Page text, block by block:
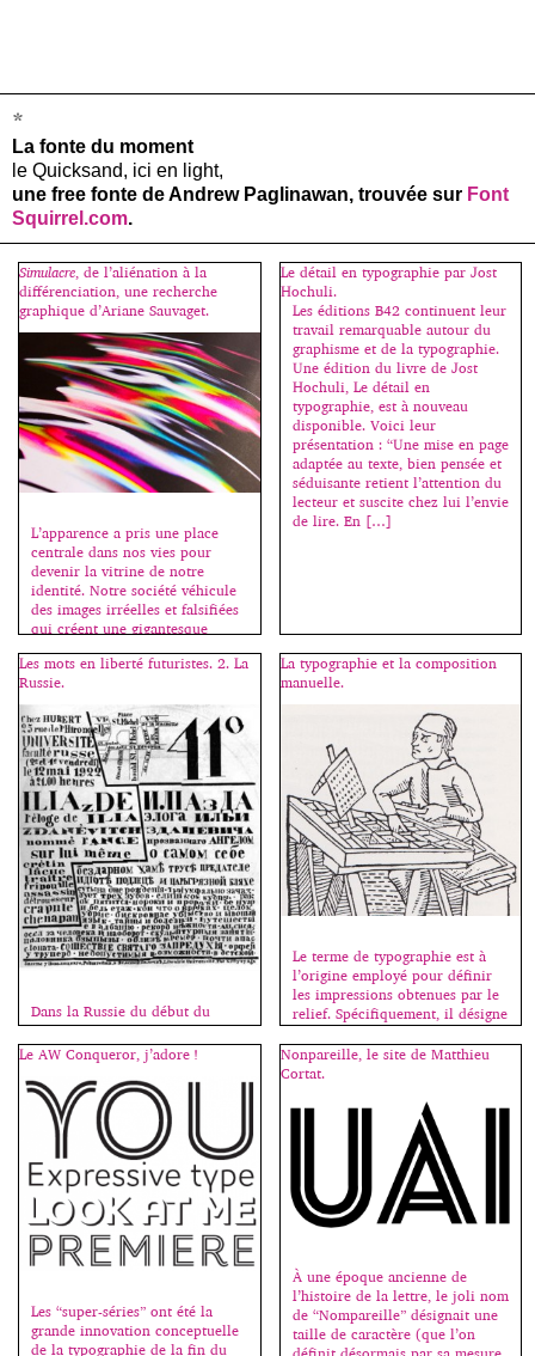
*
La fonte du moment
le Quicksand, ici en light,
une free fonte de Andrew Paglinawan, trouvée sur Font
Squirrel.com.
Simulacre, de l’aliénation à la
différenciation, une recherche
graphique d’Ariane Sauvaget.
L’apparence a pris une place
centrale dans nos vies pour
devenir la vitrine de notre
identité. Notre société véhicule
des images irréelles et falsifiées
qui créent une gigantesque
altération des réalités, il existe
une distorsion entre le corps
réel et celui que l’on porte dans
sa tête. Simulacre propose donc
de parcourir […]
Le détail en typographie par Jost
Hochuli.
Les éditions B42 continuent leur
travail remarquable autour du
graphisme et de la typographie.
Une édition du livre de Jost
Hochuli, Le détail en
typographie, est à nouveau
disponible. Voici leur
présentation : “Une mise en page
adaptée au texte, bien pensée et
séduisante retient l’attention du
lecteur et suscite chez lui l’envie
de lire. En […]
Les mots en liberté futuristes. 2. La
Russie.
Dans la Russie du début du
siècle, peintres et poètes
travaillent également en osmose.
Cette façon d’envisager l’art sous
un double regard permet de
découvrir les principes
structurels et l’essence même du
geste créateur que l’on soumet à
des expérimentations multiples
pour mieux comprendre ses
fondements. C’est Ilia
Zdanevitch, alors tout jeune
poète qui choisira […]
La typographie et la composition
manuelle.
Le terme de typographie est à
l’origine employé pour définir
les impressions obtenues par le
relief. Spécifiquement, il désigne
la composition de textes à l’aide
de caractères mobiles fondus
dans un alliage de plomb,
dans des matrices, obtenues à
partir de poinçons originaux
gravés en acier trempé. La
Le AW Conqueror, j’adore !
Les “super-séries” ont été la
grande innovation conceptuelle
de la typographie de la fin du
Nonpareille, le site de Matthieu
Cortat.
À une époque ancienne de
l’histoire de la lettre, le joli nom
de “Nompareille” désignait une
taille de caractère (que l’on